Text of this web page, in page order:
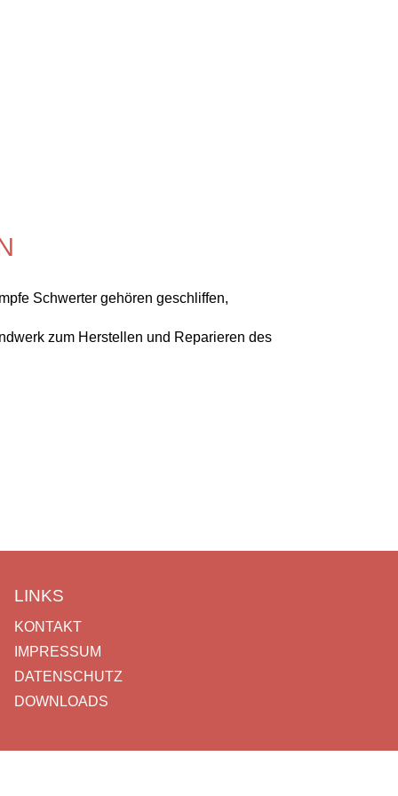
Schwerter gehören geschliffen,
zum Herstellen und Reparieren des
LINKS
KONTAKT
IMPRESSUM
DATENSCHUTZ
DOWNLOADS